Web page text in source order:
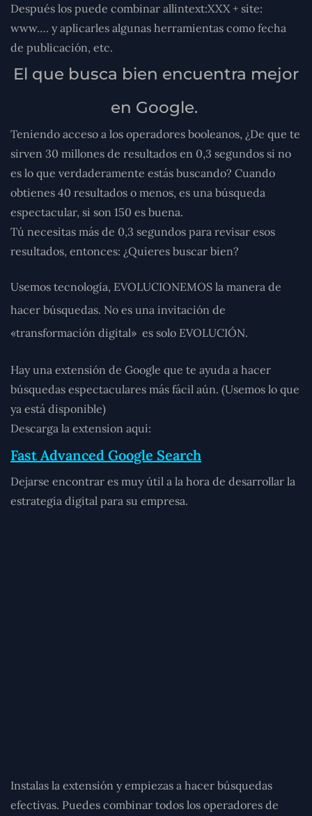
Después los puede combinar allintext:XXX + site:
www…. y aplicarles algunas herramientas como fecha
de publicación, etc.
El que busca bien encuentra mejor
en Google.
Teniendo acceso a los operadores booleanos, ¿De que te
sirven 30 millones de resultados en 0,3 segundos si no
es lo que verdaderamente estás buscando? Cuando
obtienes 40 resultados o menos, es una búsqueda
espectacular, si son 150 es buena.
Tú necesitas más de 0,3 segundos para revisar esos
resultados, entonces: ¿Quieres buscar bien?
Usemos tecnología, EVOLUCIONEMOS la manera de
hacer búsquedas. No es una invitación de
«transformación digital» es solo EVOLUCIÓN.
Hay una extensión de Google que te ayuda a hacer
búsquedas espectaculares más fácil aún. (Usemos lo que
ya está disponible)
Descarga la extension aqui:
Fast Advanced Google Search
Dejarse encontrar es muy útil a la hora de desarrollar la
estrategia digital para su empresa.
Instalas la extensión y empiezas a hacer búsquedas
efectivas. Puedes combinar todos los operadores de